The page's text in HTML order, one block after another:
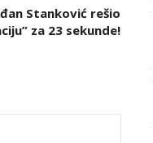
Stanković rešio
za 23 sekunde!